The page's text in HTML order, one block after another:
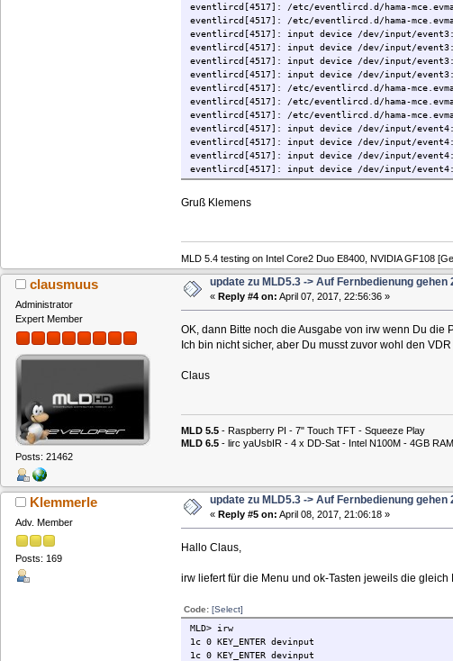
eventlircd[4517]: /etc/eventlircd.d/hama-
eventlircd[4517]: /etc/eventlircd.d/hama-
eventlircd[4517]: input device /dev/input/event3:
eventlircd[4517]: input device /dev/input/event3:
eventlircd[4517]: input device /dev/input/event3:
eventlircd[4517]: input device /dev/input/event3:
eventlircd[4517]: /etc/eventlircd.d/hama-
eventlircd[4517]: /etc/eventlircd.d/hama-
eventlircd[4517]: /etc/eventlircd.d/hama-
eventlircd[4517]: input device /dev/input/event4:
eventlircd[4517]: input device /dev/input/event4:
eventlircd[4517]: input device /dev/input/event4:
eventlircd[4517]: input device /dev/input/
Gruß Klemens
MLD 5.4 testing on Intel Core2 Duo E8400, NVIDIA GF108
clausmuus
Administrator
Expert Member
Posts: 21462
update zu MLD5.3 -> Auf Fernbedienung gehen
« Reply #4 on: April 07, 2017, 22:56:36 »
OK, dann Bitte noch die Ausgabe von irw wenn Du die
Ich bin nicht sicher, aber Du musst zuvor wohl den
Claus
MLD 5.5- Raspberry PI - 7" Touch TFT - Squeeze Play
MLD 6.5- lirc yaUsbIR - 4 x DD-Sat - Intel N100M - 4GB
Klemmerle
Adv. Member
Posts: 169
update zu MLD5.3 -> Auf Fernbedienung gehen
« Reply #5 on: April 08, 2017, 21:06:18 »
Hallo Claus,
irw liefert für die Menu und ok-Tasten jeweils die gleich
Code: [Select]
MLD> irw
1c 0 KEY_ENTER devinput
1c 0 KEY_ENTER devinput